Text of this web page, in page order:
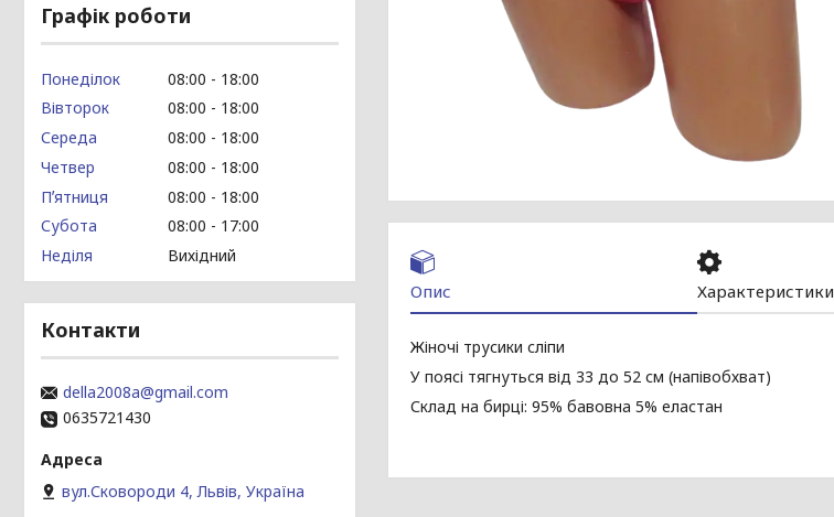
Опис Характеристики
Жіночі трусики сліпи
У поясі тягнуться від 33 до 52 см (напівобхват)
Склад на бирці: 95% бавовна 5% еластан
Графік роботи
Понеділок 08:00
18:00
Вівторок
08:00
18:00
Середа
08:00
18:00
Четвер
08:00
18:00
Пʼятниця
08:00
18:00
Субота
08:00
17:00
Неділя
Вихідний
Контакти
della2008a@gmail.com
0635721430
вул.Сковороди 4, Львів, Україна